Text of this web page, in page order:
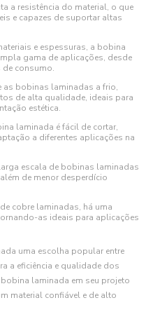
a resistência do material, o que
e capazes de suportar altas
e espessuras, a bobina
gama de aplicações, desde
consumo.
as bobinas laminadas a frio,
de alta qualidade, ideais para
estética.
laminada é fácil de cortar,
a diferentes aplicações na
escala de bobinas laminadas
de menor desperdício
cobre laminadas, há uma
as ideais para aplicações
uma escolha popular entre
a eficiência e qualidade dos
laminada em seu projeto
material confiável e de alto